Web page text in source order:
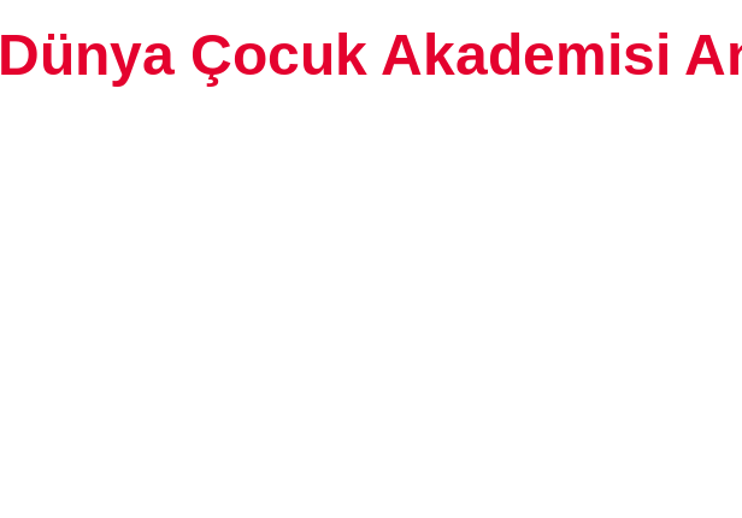
Dünya Çocuk Akademisi